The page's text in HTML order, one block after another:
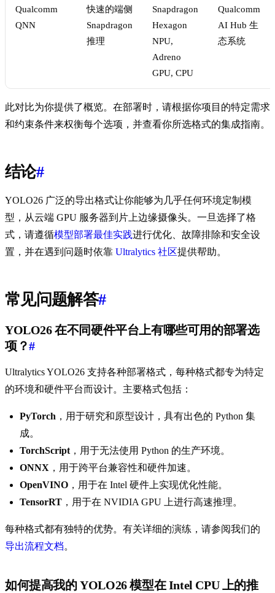
Qualcomm
QNN
快速的端侧
Snapdragon
推理
Snapdragon
Hexagon
NPU,
Adreno
GPU, CPU
Qualcomm
AI Hub 生
态系统
此对比为你提供了概览。在部署时，请根据你项目的特定需求
和约束条件来权衡每个选项，并查看你所选格式的集成指南。
结论#
YOLO26 广泛的导出格式让你能够为几乎任何环境定制模
型，从云端 GPU 服务器到片上边缘摄像头。一旦选择了格
式，请遵循模型部署最佳实践进行优化、故障排除和安全设
置，并在遇到问题时依靠 Ultralytics 社区提供帮助。
常见问题解答#
YOLO26 在不同硬件平台上有哪些可用的部署选
项？#
Ultralytics YOLO26 支持各种部署格式，每种格式都专为特定
的环境和硬件平台而设计。主要格式包括：
PyTorch ，用于研究和原型设计，具有出色的 Python 集
成。
TorchScript ，用于无法使用 Python 的生产环境。
ONNX ，用于跨平台兼容性和硬件加速。
OpenVINO ，用于在 Intel 硬件上实现优化性能。
TensorRT ，用于在 NVIDIA GPU 上进行高速推理。
每种格式都有独特的优势。有关详细的演练，请参阅我们的
导出流程文档。
如何提高我的 YOLO26 模型在 Intel CPU 上的推